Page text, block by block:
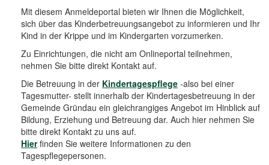
Mit diesem Anmeldeportal bieten wir Ihnen die Möglichkeit,
sich über das Kinderbetreuungsangebot zu informieren und Ihr
Kind in der Krippe und im Kindergarten vorzumerken.
Zu Einrichtungen, die nicht am Onlineportal teilnehmen,
nehmen Sie bitte direkt Kontakt auf.
Die Betreuung in der Kindertagespflege -also bei einer
Tagesmutter- stellt innerhalb der Kindertagesbetreuung in der
Gemeinde Gründau ein gleichrangiges Angebot im Hinblick auf
Bildung, Erziehung und Betreuung dar. Auch hier nehmen Sie
bitte direkt Kontakt zu uns auf.
Hierfinden Sie weitere Informationen zu den
Tagespflegepersonen.